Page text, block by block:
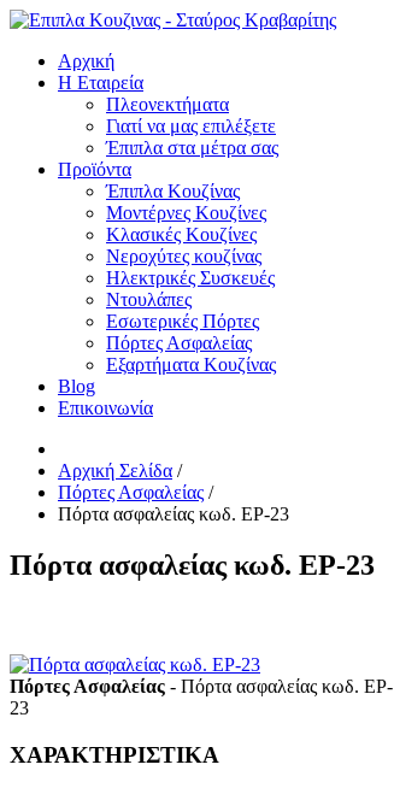
Αρχική
Η Εταιρεία
Πλεονεκτήματα
Γιατί να μας επιλέξετε
Έπιπλα στα μέτρα σας
Προϊόντα
Έπιπλα Κουζίνας
Μοντέρνες Κουζίνες
Κλασικές Κουζίνες
Νεροχύτες κουζίνας
Ηλεκτρικές Συσκευές
Ντουλάπες
Εσωτερικές Πόρτες
Πόρτες Ασφαλείας
Εξαρτήματα Κουζίνας
Blog
Επικοινωνία
Αρχική Σελίδα /
Πόρτες Ασφαλείας /
Πόρτα ασφαλείας κωδ. EP-23
Πόρτα ασφαλείας κωδ. EP-23
Πόρτες Ασφαλείας - Πόρτα ασφαλείας κωδ. EP-
23
ΧΑΡΑΚΤΗΡΙΣΤΙΚΑ